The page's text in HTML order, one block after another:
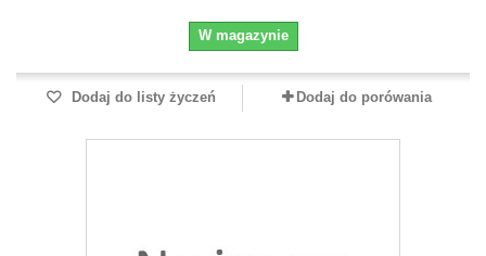
W magazynie
Dodaj do listy życzeń Dodaj do porówania